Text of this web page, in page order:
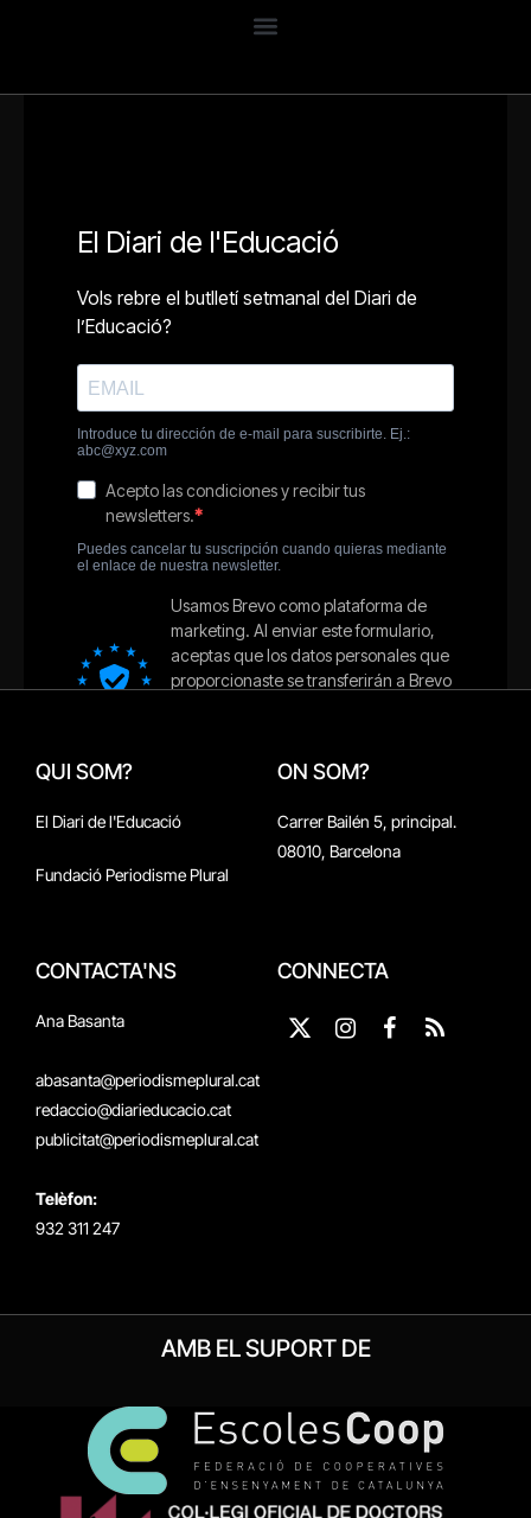
QUI SOM?
El Diari de l'Educació
Fundació Periodisme Plural
ON SOM?
Carrer Bailén 5, principal.
08010, Barcelona
CONTACTA'NS
Ana Basanta
abasanta@periodismeplural.cat
redaccio@diarieducacio.cat
publicitat@periodismeplural.cat
Telèfon:
932 311 247
CONNECTA
X
InstagramFacebook
RSS
AMB EL SUPORT DE